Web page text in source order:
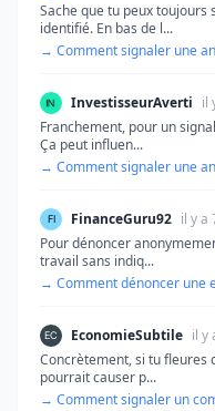
Sache que tu peux toujours
identifié. En bas de l...
→ Comment signaler une
InvestisseurAverti il
Franchement, pour un
Ça peut influen...
→ Comment signaler une
FinanceGuru92 il y a
Pour dénoncer
travail sans indiq...
→ Comment dénoncer une
EconomieSubtile il y
Concrètement, si tu fleures
pourrait causer p...
→ Comment signaler un